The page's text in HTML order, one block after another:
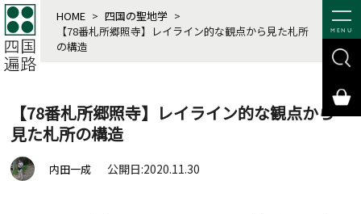
MENU
HOME > 四国の聖地学 >
【78番札所郷照寺】レイライン的な観点から見た札所
の構造
【78番札所郷照寺】レイライン的な観点から
見た札所の構造
内田一成 公開日:2020.11.30